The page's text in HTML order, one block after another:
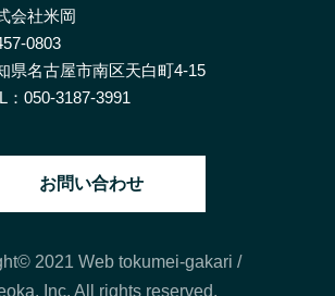
会社米岡
0803
県名古屋市南区天白町4-15
： 050-3187-3991
お問い合わせ
2021 Web tokumei-gakari /
Inc. All rights reserved.